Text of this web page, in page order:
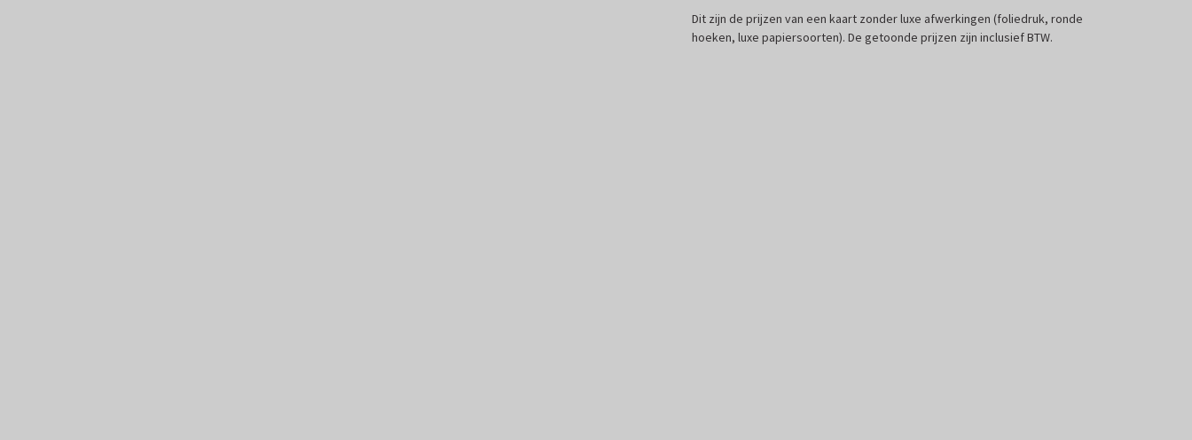
Dit zijn de prijzen van een kaart zonder luxe afwerkingen (foliedruk, ronde
hoeken, luxe papiersoorten). De getoonde prijzen zijn inclusief BTW.